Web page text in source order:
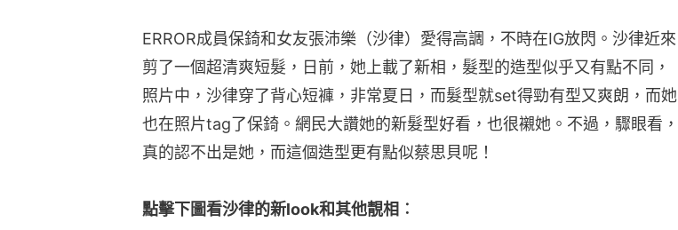
ERROR成員保錡和女友張沛樂（沙律）愛得高調，不時在IG放閃。沙律近來
剪了一個超清爽短髮，日前，她上載了新相，髮型的造型似乎又有點不同，
照片中，沙律穿了背心短褲，非常夏日，而髮型就set得勁有型又爽朗，而她
也在照片tag了保錡。網民大讚她的新髮型好看，也很襯她。不過，驟眼看，
真的認不出是她，而這個造型更有點似蔡思貝呢！
點擊下圖看沙律的新look和其他靚相︰